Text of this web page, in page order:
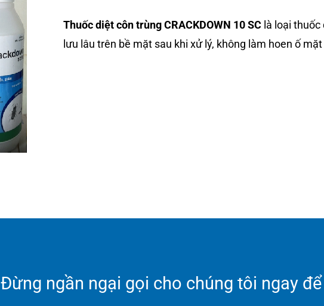
Thuốc diệt côn trùng CRACKDOWN 10 SC là loại thuốc
lưu lâu trên bề mặt sau khi xử lý, không làm hoen ố mặt
Đừng ngần ngại gọi cho chúng tôi ngay